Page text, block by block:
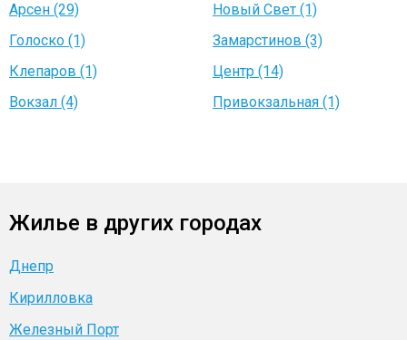
Арсен (29)
Новый Свет (1)
Голоско (1)
Замарстинов (3)
Клепаров (1)
Центр (14)
Вокзал (4)
Привокзальная (1)
Жилье в других городах
Днепр
Кирилловка
Железный Порт